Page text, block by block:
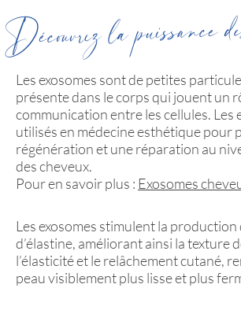
Découvrez la puissance
Les exosomes sont de petites
présente dans le corps qui jouent un
communication entre les cellules. Les
utilisés en médecine esthétique pour
régénération et une réparation au
des cheveux.
Pour en savoir plus : Exosomes
Les exosomes stimulent la production
d’élastine, améliorant ainsi la texture
l’élasticité et le relâchement cutané,
peau visiblement plus lisse et plus